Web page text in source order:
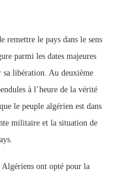
remettre le pays dans le sens
parmi les dates majeures
sa libération. Au deuxième
à l’heure de la vérité
le peuple algérien est dans
militaire et la situation de
Algériens ont opté pour la